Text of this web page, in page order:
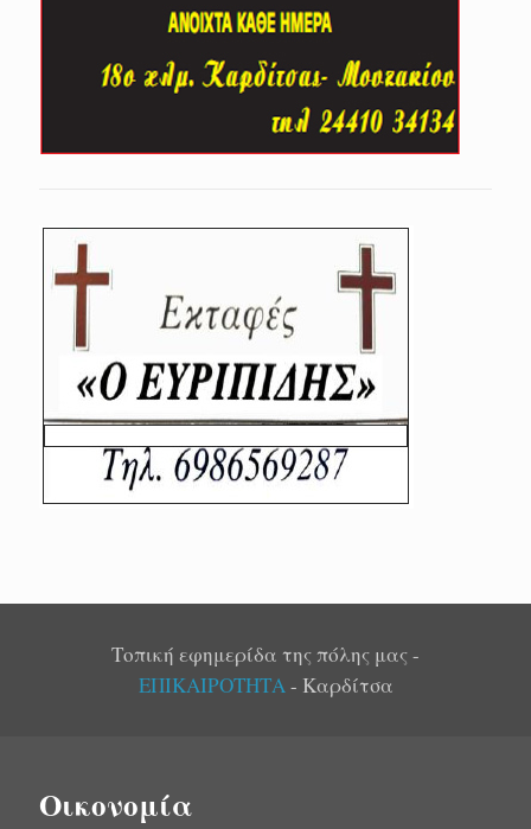
Τοπική εφημερίδα της πόλης μας -
ΕΠΙΚΑΙΡΟΤΗΤΑ- Καρδίτσα
Οικονομία